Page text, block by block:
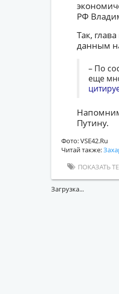
РФ
Так,
данным
– По
еще
Путину.
Фото: VSE42.Ru
Читай также:
ПОКАЗАТЬ
Загрузка...